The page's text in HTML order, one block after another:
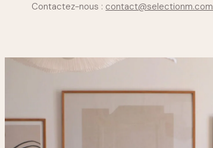
Contactez-nous : contact@selectionm.com